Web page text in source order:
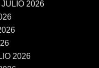
2026
2026